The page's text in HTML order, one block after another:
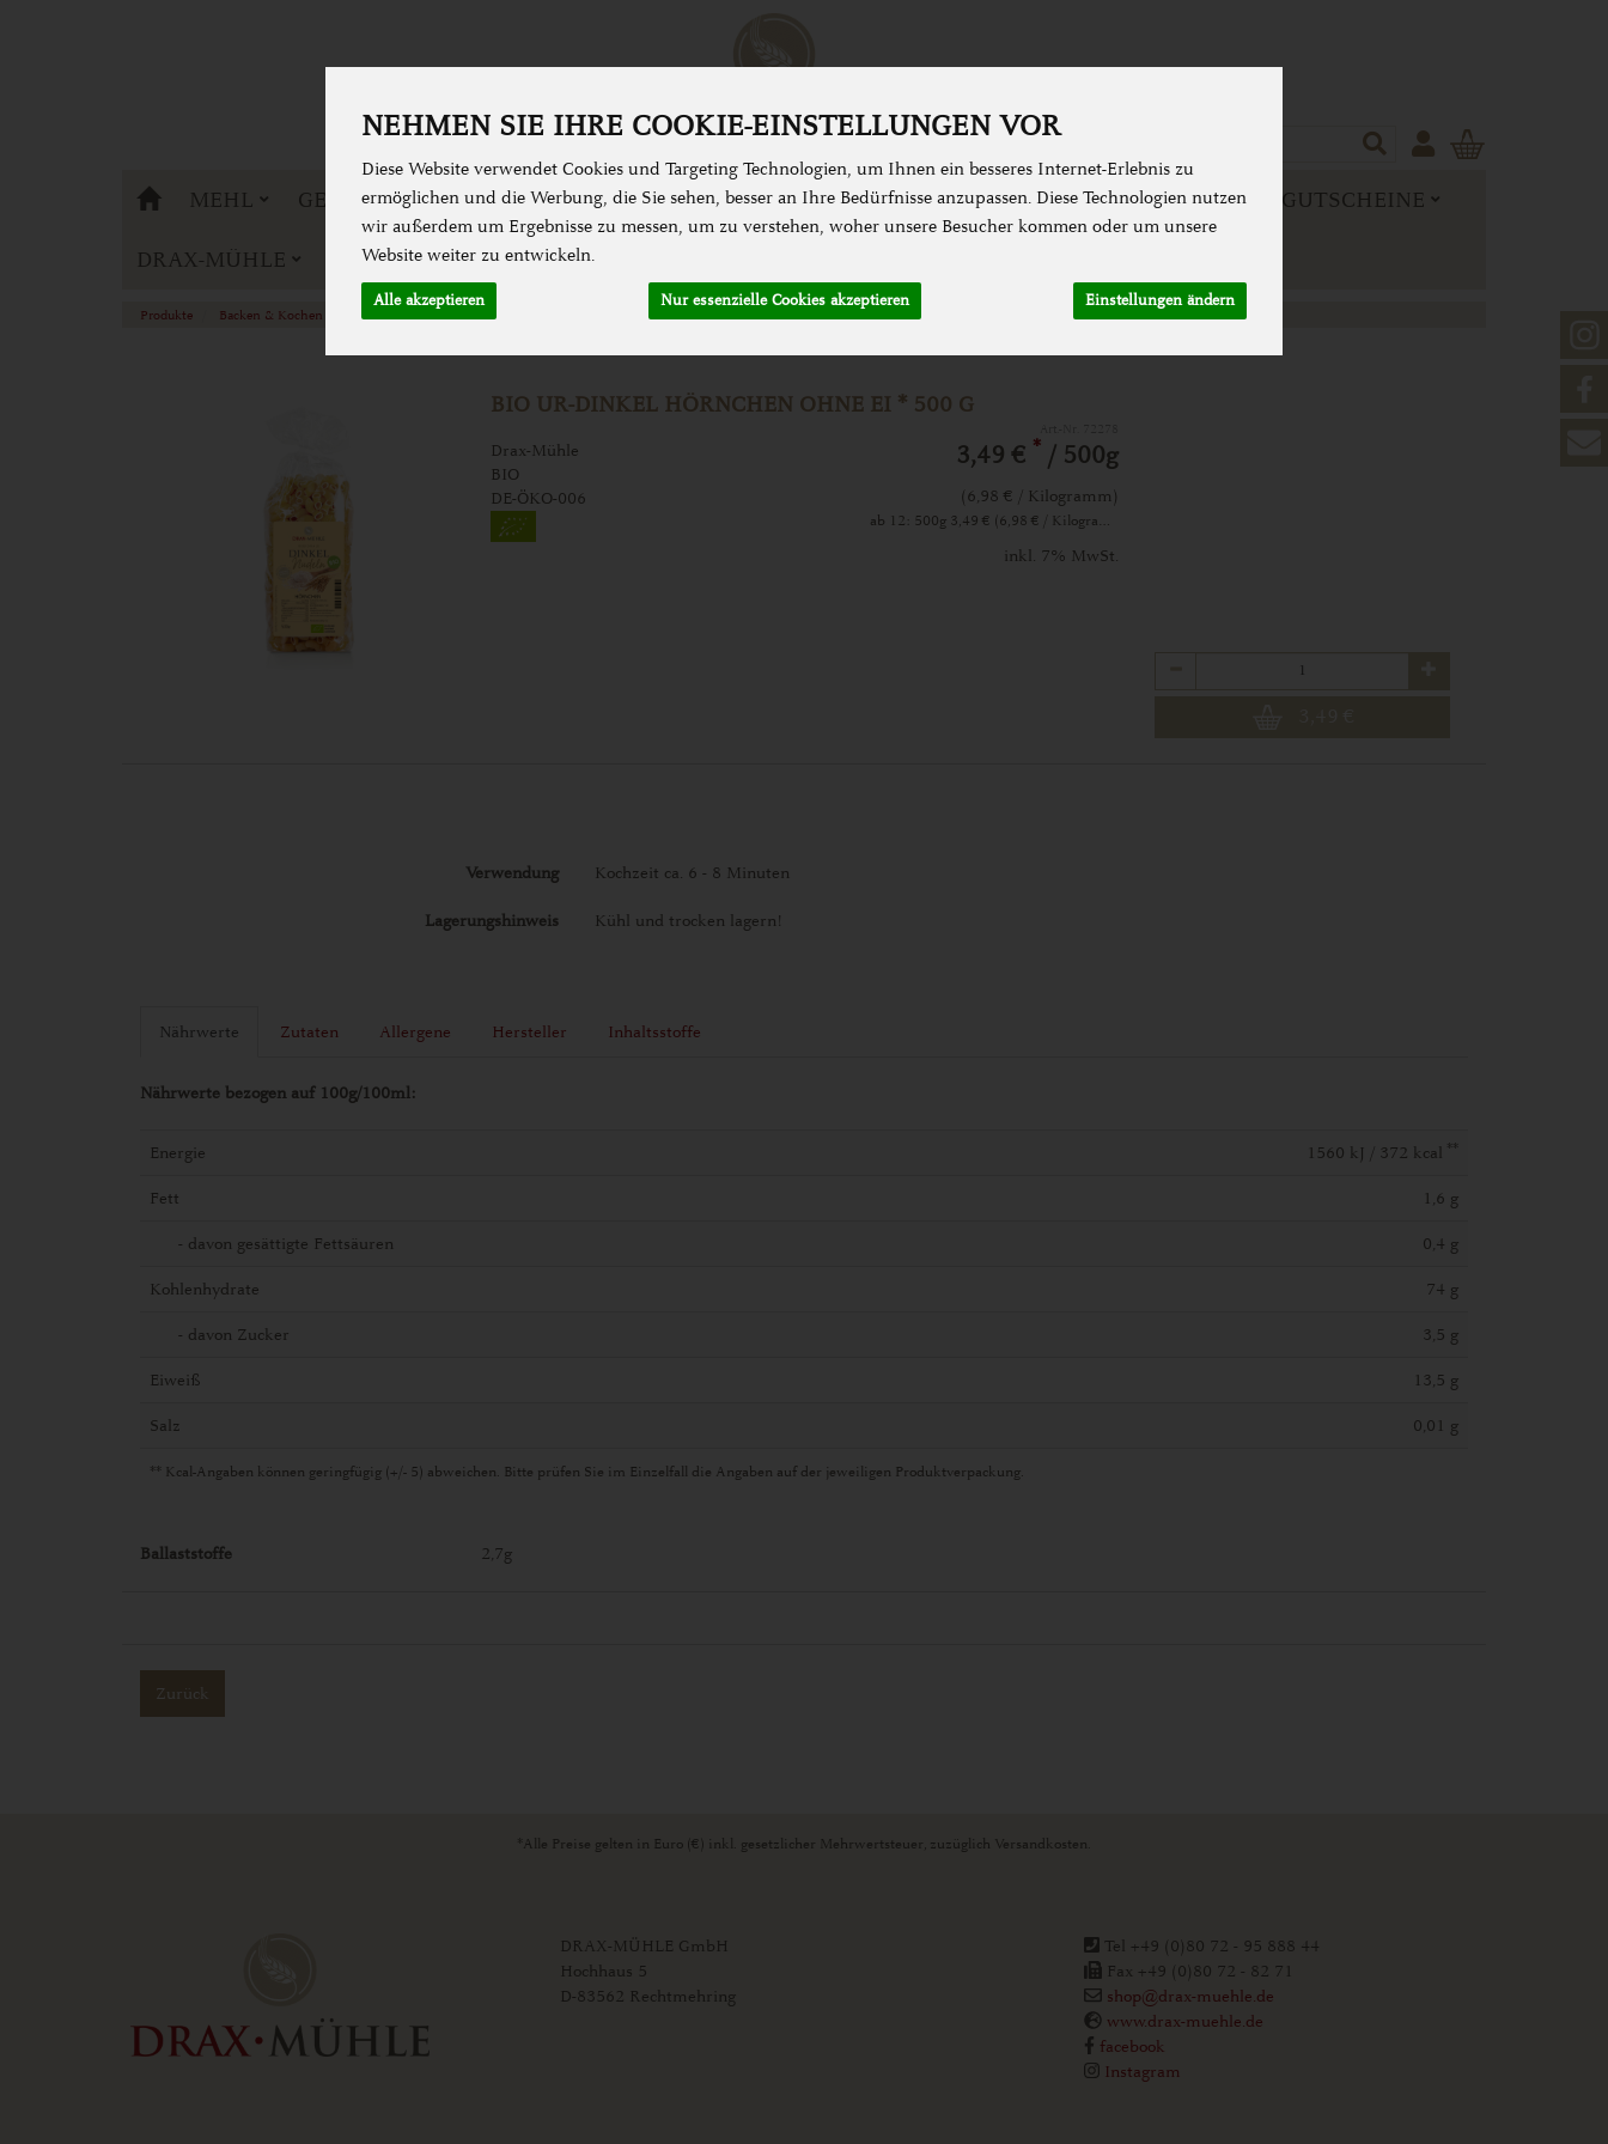
NEHMEN SIE IHRE COOKIE-EINSTELLUNGEN VOR
Diese Website verwendet Cookies und Targeting Technologien, um Ihnen ein besseres Internet-Erlebnis zu
ermöglichen und die Werbung, die Sie sehen, besser an Ihre Bedürfnisse anzupassen. Diese Technologien nutzen
wir außerdem um Ergebnisse zu messen, um zu verstehen, woher unsere Besucher kommen oder um unsere
Website weiter zu entwickeln.
Alle akzeptieren Nur essenzielle Cookies akzeptieren Einstellungen ändern
DRAX-MÜHLE
MEHL GETREIDE BACKEN & KOCHEN SPEISEKAMMER ZUBEHÖR & MEHR NEUES & GUTSCHEINE
DRAX-MÜHLE
Produkte Backen & Kochen Nudeln Urdinkel Nudeln
BIO UR-DINKEL HÖRNCHEN OHNE EI * 500 G
Drax-Mühle
BIO
DE-ÖKO-006
3,49 € * / 500g
(6,98 € / Kilogramm)
ab 12: 500g 3,49 € (6,98 € / Kilogramm)
inkl. 7% MwSt.
Verwendung Kochzeit ca. 6 - 8 Minuten
Lagerungshinweis Kühl und trocken lagern!
Nährwerte Zutaten Allergene Hersteller Inhaltsstoffe
Nährwerte bezogen auf 100g/100ml:
Energie 1560 kJ / 372 kcal **
Fett 1,6 g
- davon gesättigte Fettsäuren 0,4 g
Kohlenhydrate 74 g
- davon Zucker 3,5 g
Eiweiß 13,5 g
Salz 0,01 g
** Kcal-Angaben können geringfügig (+/- 5) abweichen. Bitte prüfen Sie im Einzelfall die Angaben auf der jeweiligen Produktverpackung.
Ballaststoffe 2,7g
Zurück
*Alle Preise gelten in Euro (€) inkl. gesetzlicher Mehrwertsteuer, zuzüglich Versandkosten.
DRAX-MÜHLE GmbH
Hochhaus 5
D-83562 Rechtmehring
Tel +49 (0)80 72 - 95 888 44
Fax +49 (0)80 72 - 82 71
shop@drax-muehle.de
www.drax-muehle.de
facebook
Instagram